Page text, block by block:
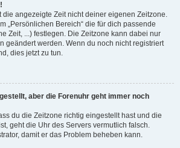
die angezeigte Zeit nicht deiner eigenen Zeitzone.
„Persönlichen Bereich“ die für dich passende
Zeit, ...) festlegen. Die Zeitzone kann dabei nur
geändert werden. Wenn du noch nicht registriert
dies jetzt zu tun.
aber die Forenuhr geht immer noch
du die Zeitzone richtig eingestellt hast und die
geht die Uhr des Servers vermutlich falsch.
damit er das Problem beheben kann.